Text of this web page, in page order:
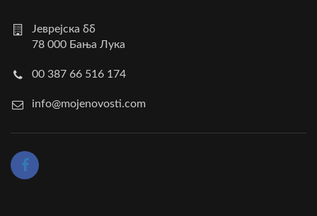
Јеврејска бб
78 000 Бања Лука
00 387 66 516 174
info@mojenovosti.com